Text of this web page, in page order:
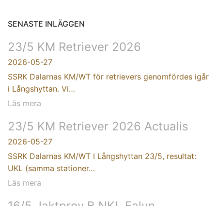
SENASTE INLÄGGEN
23/5 KM Retriever 2026
2026-05-27
SSRK Dalarnas KM/WT för retrievers genomfördes igår
i Långshyttan. Vi…
Läs mera
23/5 KM Retriever 2026 Actualis
2026-05-27
SSRK Dalarnas KM/WT I Långshyttan 23/5, resultat:
UKL (samma stationer…
Läs mera